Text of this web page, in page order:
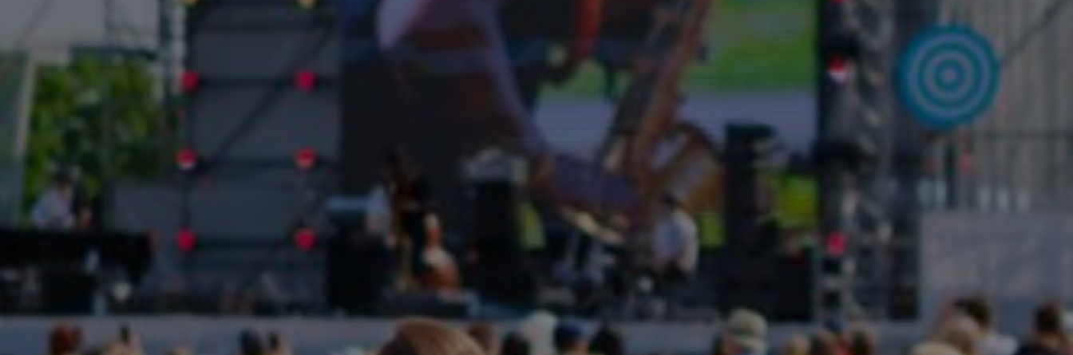
PROTÉGER VOS OUTILS DE TRAVAIL
Assurance annulation
d'événements
Contactez-nous